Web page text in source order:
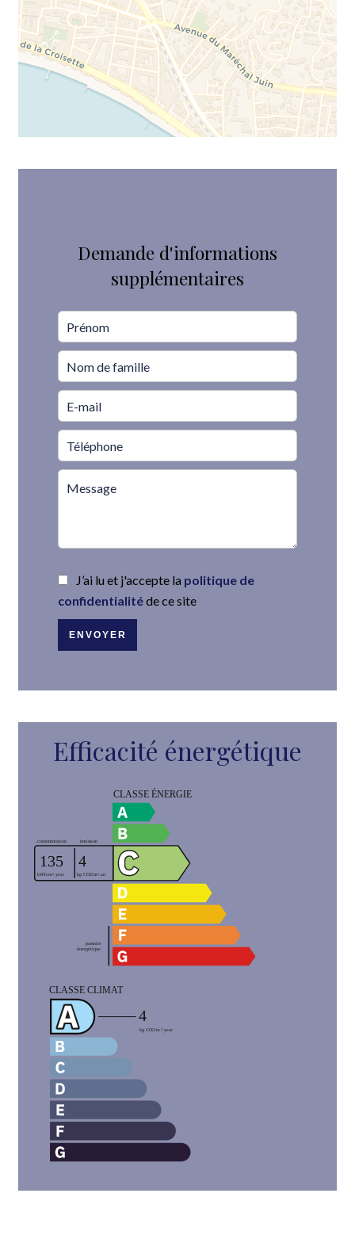
Demande d'informations
supplémentaires
J’ai lu et j'accepte la politique de
confidentialitéde ce site
ENVOYER
Efficacité énergétique